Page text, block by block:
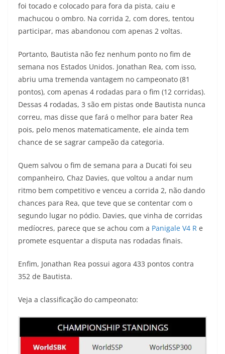
foi tocado e colocado para fora da pista, caiu e
machucou o ombro. Na corrida 2, com dores, tentou
participar, mas abandonou com apenas 2 voltas.
Portanto, Bautista não fez nenhum ponto no fim de
semana nos Estados Unidos. Jonathan Rea, com isso,
abriu uma tremenda vantagem no campeonato (81
pontos), com apenas 4 rodadas para o fim (12 corridas).
Dessas 4 rodadas, 3 são em pistas onde Bautista nunca
correu, mas disse que fará o melhor para bater Rea
pois, pelo menos matematicamente, ele ainda tem
chance de se sagrar campeão da categoria.
Quem salvou o fim de semana para a Ducati foi seu
companheiro, Chaz Davies, que voltou a andar num
ritmo bem competitivo e venceu a corrida 2, não dando
chances para Rea, que teve que se contentar com o
segundo lugar no pódio. Davies, que vinha de corridas
medíocres, parece que se achou com a Panigale V4 R e
promete esquentar a disputa nas rodadas finais.
Enfim, Jonathan Rea possui agora 433 pontos contra
352 de Bautista.
Veja a classificação do campeonato: